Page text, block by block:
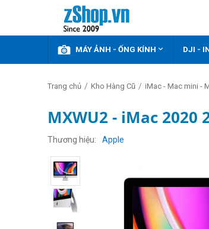
KHUYẾN MÃI
MÁY ẢNH - ỐNG KÍNH  DJI -
Trang chủ / Kho Hàng Cũ / iMac - Mac mini -
MXWU2 - iMac 2020
Thương hiệu Apple